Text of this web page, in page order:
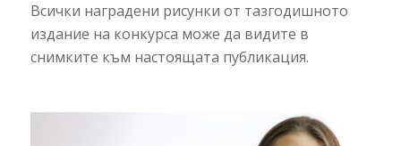
Всички наградени рисунки от тазгодишното
издание на конкурса може да видите в
снимките към настоящата публикация.